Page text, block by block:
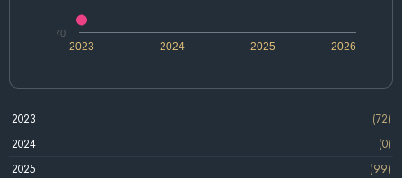
2024 2026
2023 2025
70
2023
(72)
2024
(0)
2025
(99)